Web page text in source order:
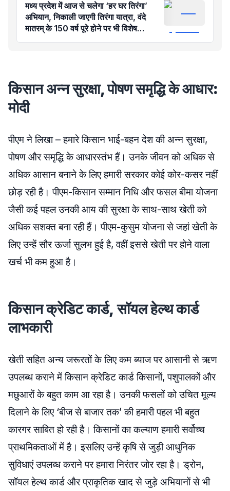
मध्य प्रदेश में आज से चलेगा ‘हर घर तिरंगा’
अभियान, निकाली जाएगी तिरंगा यात्रा, वंदे
मातरम् के 150 वर्ष पूरे होने पर भी विशेष
कार्यक्रम
किसान अन्न सुरक्षा, पोषण समृद्धि के आधार:
मोदी
पीएम ने लिखा – हमारे किसान भाई-बहन देश की अन्न सुरक्षा,
पोषण और समृद्धि के आधारस्तंभ हैं। उनके जीवन को अधिक से
अधिक आसान बनाने के लिए हमारी सरकार कोई कोर-कसर नहीं
छोड़ रही है। पीएम-किसान सम्मान निधि और फसल बीमा योजना
जैसी कई पहल उनकी आय की सुरक्षा के साथ-साथ खेती को
अधिक सशक्त बना रही हैं। पीएम-कुसुम योजना से जहां खेती के
लिए उन्हें सौर ऊर्जा सुलभ हुई है, वहीं इससे खेती पर होने वाला
खर्च भी कम हुआ है।
किसान क्रेडिट कार्ड, सॉयल हेल्थ कार्ड
लाभकारी
खेती सहित अन्य जरूरतों के लिए कम ब्याज पर आसानी से ऋण
उपलब्ध कराने में किसान क्रेडिट कार्ड किसानों, पशुपालकों और
मछुआरों के बहुत काम आ रहा है। उनकी फसलों को उचित मूल्य
दिलाने के लिए ‘बीज से बाजार तक’ की हमारी पहल भी बहुत
कारगर साबित हो रही है। किसानों का कल्याण हमारी सर्वोच्च
प्राथमिकताओं में है। इसलिए उन्हें कृषि से जुड़ी आधुनिक
सुविधाएं उपलब्ध कराने पर हमारा निरंतर जोर रहा है। ड्रोन,
सॉयल हेल्थ कार्ड और प्राकृतिक खाद से जुड़े अभियानों से भी